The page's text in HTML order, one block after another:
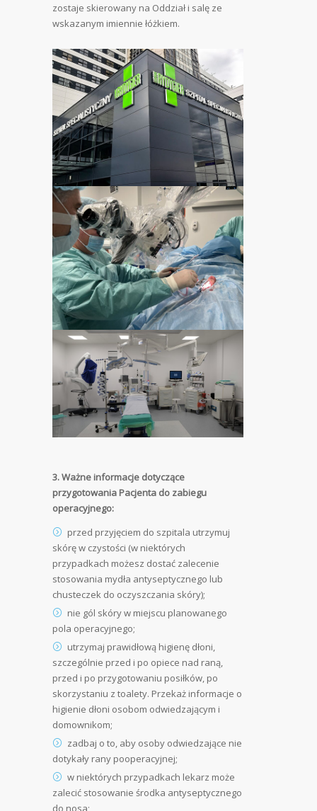
zostaje skierowany na Oddział i salę ze
wskazanym imiennie łóżkiem.
3. Ważne informacje dotyczące
przygotowania Pacjenta do zabiegu
operacyjnego:
przed przyjęciem do szpitala utrzymuj
skórę w czystości (w niektórych
przypadkach możesz dostać zalecenie
stosowania mydła antyseptycznego lub
chusteczek do oczyszczania skóry);
nie gól skóry w miejscu planowanego
pola operacyjnego;
utrzymaj prawidłową higienę dłoni,
szczególnie przed i po opiece nad raną,
przed i po przygotowaniu posiłków, po
skorzystaniu z toalety. Przekaż informacje o
higienie dłoni osobom odwiedzającym i
domownikom;
zadbaj o to, aby osoby odwiedzające nie
dotykały rany pooperacyjnej;
w niektórych przypadkach lekarz może
zalecić stosowanie środka antyseptycznego
do nosa;